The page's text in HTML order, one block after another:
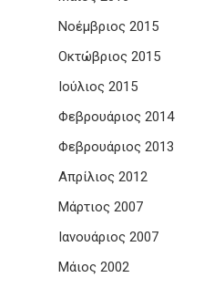
Νοέμβριος 2015
Οκτώβριος 2015
Ιούλιος 2015
Φεβρουάριος 2014
Φεβρουάριος 2013
Απρίλιος 2012
Μάρτιος 2007
Ιανουάριος 2007
Μάιος 2002